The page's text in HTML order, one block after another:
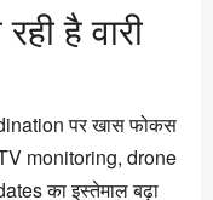
है वारी
पर खास फोकस
monitoring, drone
का इस्तेमाल बढ़ा